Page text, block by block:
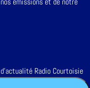
Radio Courtoisie